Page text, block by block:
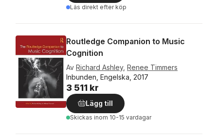
Läs direkt efter köp
Routledge Companion to Music
Cognition
Av Richard Ashley, Renee Timmers
Inbunden, Engelska, 2017
3 511 kr
Lägg till
Skickas inom 10-15 vardagar